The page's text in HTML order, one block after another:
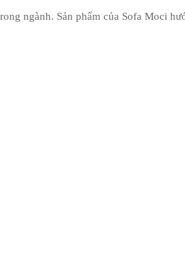
ngành. Sản phẩm của Sofa Moci